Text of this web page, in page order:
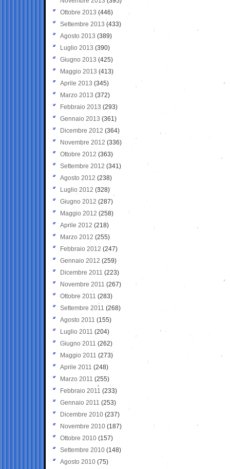
Ottobre 2013 (446)
Settembre 2013 (433)
Agosto 2013 (389)
Luglio 2013 (390)
Giugno 2013 (425)
Maggio 2013 (413)
Aprile 2013 (345)
Marzo 2013 (372)
Febbraio 2013 (293)
Gennaio 2013 (361)
Dicembre 2012 (364)
Novembre 2012 (336)
Ottobre 2012 (363)
Settembre 2012 (341)
Agosto 2012 (238)
Luglio 2012 (328)
Giugno 2012 (287)
Maggio 2012 (258)
Aprile 2012 (218)
Marzo 2012 (255)
Febbraio 2012 (247)
Gennaio 2012 (259)
Dicembre 2011 (223)
Novembre 2011 (267)
Ottobre 2011 (283)
Settembre 2011 (268)
Agosto 2011 (155)
Luglio 2011 (204)
Giugno 2011 (262)
Maggio 2011 (273)
Aprile 2011 (248)
Marzo 2011 (255)
Febbraio 2011 (233)
Gennaio 2011 (253)
Dicembre 2010 (237)
Novembre 2010 (187)
Ottobre 2010 (157)
Settembre 2010 (148)
Agosto 2010 (75)